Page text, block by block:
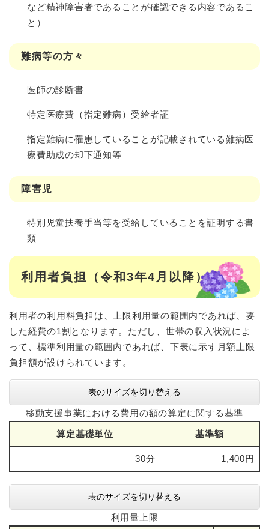
など精神障害者であることが確認できる内容であるこ
と）
難病等の方々
医師の診断書
特定医療費（指定難病）受給者証
指定難病に罹患していることが記載されている難病医
療費助成の却下通知等
障害児
特別児童扶養手当等を受給していることを証明する書
類
利用者負担（令和3年4月以降）
利用者の利用料負担は、上限利用量の範囲内であれば、要
した経費の1割となります。ただし、世帯の収入状況によ
って、標準利用量の範囲内であれば、下表に示す月額上限
負担額が設けられています。
表のサイズを切り替える
移動支援事業における費用の額の算定に関する基準
算定基礎単位 基準額
30分 1,400円
表のサイズを切り替える
利用量上限